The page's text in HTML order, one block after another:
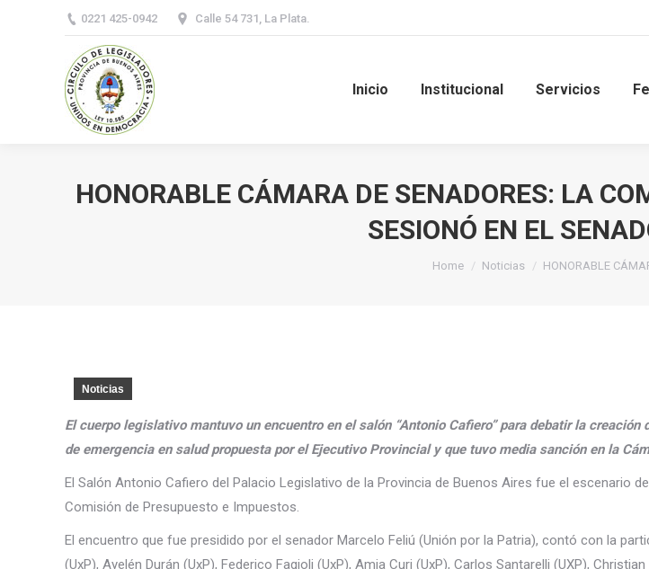
0221 425-0942 Calle 54 731, La Plata.
Inicio Institucional Servicios
HONORABLE CÁMARA DE SENADORES: LA
SESIONÓ EN EL
Home Noticias HONORABLE
Noticias
El cuerpo legislativo mantuvo un encuentro en el salón “Antonio Cafiero” para debatir la creación
de emergencia en salud propuesta por el Ejecutivo Provincial y que tuvo media sanción en la
El Salón Antonio Cafiero del Palacio Legislativo de la Provincia de Buenos Aires fue el escenario
Comisión de Presupuesto e Impuestos.
El encuentro que fue presidido por el senador Marcelo Feliú (Unión por la Patria), contó con la
(UxP), Ayelén Durán (UxP), Federico Fagioli (UxP), Amia Curi (UxP), Carlos Santarelli (UXP),